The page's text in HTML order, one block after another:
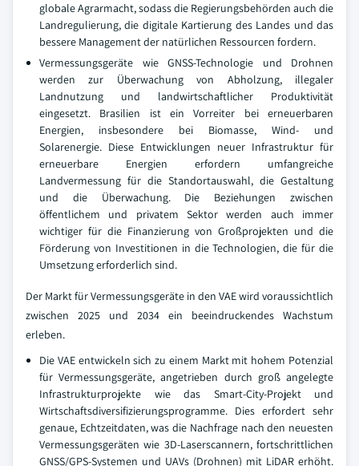
globale Agrarmacht, sodass die Regierungsbehörden auch die
Landregulierung, die digitale Kartierung des Landes und das
bessere Management der natürlichen Ressourcen fordern.
Vermessungsgeräte wie GNSS-Technologie und Drohnen
werden zur Überwachung von Abholzung, illegaler
Landnutzung und landwirtschaftlicher Produktivität
eingesetzt. Brasilien ist ein Vorreiter bei erneuerbaren
Energien, insbesondere bei Biomasse, Wind- und
Solarenergie. Diese Entwicklungen neuer Infrastruktur für
erneuerbare Energien erfordern umfangreiche
Landvermessung für die Standortauswahl, die Gestaltung
und die Überwachung. Die Beziehungen zwischen
öffentlichem und privatem Sektor werden auch immer
wichtiger für die Finanzierung von Großprojekten und die
Förderung von Investitionen in die Technologien, die für die
Umsetzung erforderlich sind.
Der Markt für Vermessungsgeräte in den VAE wird voraussichtlich
zwischen 2025 und 2034 ein beeindruckendes Wachstum
erleben.
Die VAE entwickeln sich zu einem Markt mit hohem Potenzial
für Vermessungsgeräte, angetrieben durch groß angelegte
Infrastrukturprojekte wie das Smart-City-Projekt und
Wirtschaftsdiversifizierungsprogramme. Dies erfordert sehr
genaue, Echtzeitdaten, was die Nachfrage nach den neuesten
Vermessungsgeräten wie 3D-Laserscannern, fortschrittlichen
GNSS/GPS-Systemen und UAVs (Drohnen) mit LiDAR erhöht.